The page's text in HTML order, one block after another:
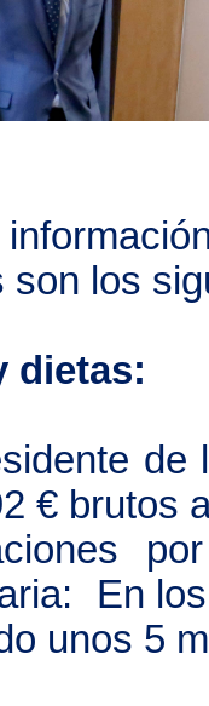
son los
dietas:
€ brutos
En
unos 5